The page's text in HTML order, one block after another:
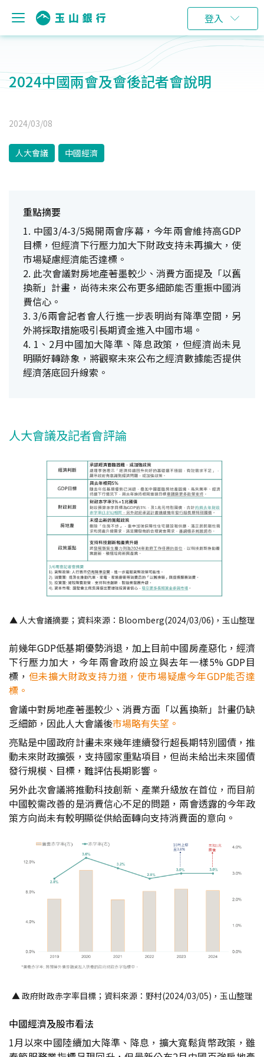
登入
2024中國兩會及會後記者會說明
2024/03/08
人大會議 中國經濟
重點摘要
1. 中國3/4-3/5揭開兩會序幕，今年兩會維持高GDP
目標，但經濟下行壓力加大下財政支持未再擴大，使
市場疑慮經濟能否達標。
2. 此次會議對房地產著墨較少、消費方面提及「以舊
換新」計畫，尚待未來公布更多細節能否重振中國消
費信心。
3. 3/6兩會記者會人行進一步表明尚有降準空間，另
外將採取措施吸引長期資金進入中國市場。
4. 1、2月中國加大降準、降息政策，但經濟尚未見
明顯好轉跡象，將觀察未來公布之經濟數據能否提供
經濟落底回升線索。
人大會議及記者會評論
▲ 人大會議摘要；資料來源：Bloomberg(2024/03/06)，玉山整理
前幾年GDP低基期優勢消退，加上目前中國房產惡化，經濟
下行壓力加大，今年兩會政府設立與去年一樣5% GDP目
標， 但未擴大財政支持力道，使市場疑慮今年GDP能否達
標。
會議中對房地產著墨較少、消費方面「以舊換新」計畫仍缺
乏細節，因此人大會議後市場略有失望。
亮點是中國政府計畫未來幾年連續發行超長期特別國債，推
動未來財政擴張，支持國家重點項目，但尚未給出未來國債
發行規模、目標，難評估長期影響。
另外此次會議將推動科技創新、產業升級放在首位，而目前
中國較需改善的是消費信心不足的問題，兩會透露的今年政
策方向尚未有較明顯從供給面轉向支持消費面的意向。
▲ 政府財政赤字率目標；資料來源：野村(2024/03/05)，玉山整理
中國經濟及股市看法
1月以來中國陸續加大降準、降息，擴大寬鬆貨幣政策，雖